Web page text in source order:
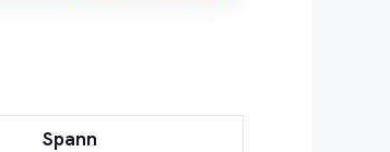
Spann